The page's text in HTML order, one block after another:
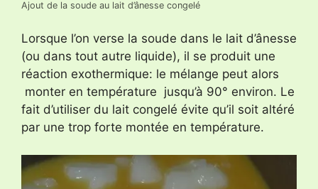
Ajout de la soude au lait d’ânesse congelé
Lorsque l’on verse la soude dans le lait d’ânesse
(ou dans tout autre liquide), il se produit une
réaction exothermique: le mélange peut alors
monter en température jusqu’à 90° environ. Le
fait d’utiliser du lait congelé évite qu’il soit altéré
par une trop forte montée en température.